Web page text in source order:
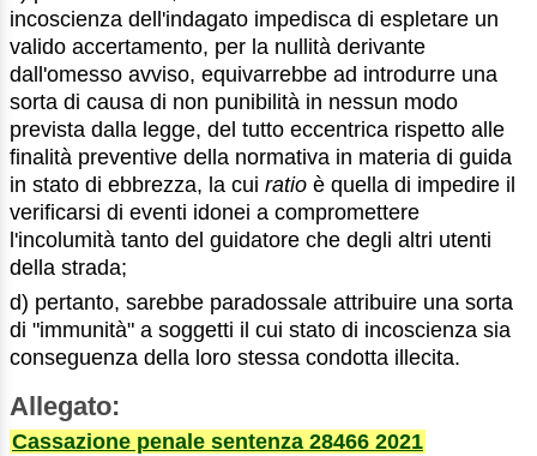
incoscienza dell'indagato impedisca di espletare un
valido accertamento, per la nullità derivante
dall'omesso avviso, equivarrebbe ad introdurre una
sorta di causa di non punibilità in nessun modo
prevista dalla legge, del tutto eccentrica rispetto alle
finalità preventive della normativa in materia di guida
in stato di ebbrezza, la cui ratio è quella di impedire il
verificarsi di eventi idonei a compromettere
l'incolumità tanto del guidatore che degli altri utenti
della strada;
d) pertanto, sarebbe paradossale attribuire una sorta
di "immunità" a soggetti il cui stato di incoscienza sia
conseguenza della loro stessa condotta illecita.
Allegato:
Cassazione penale sentenza 28466 2021